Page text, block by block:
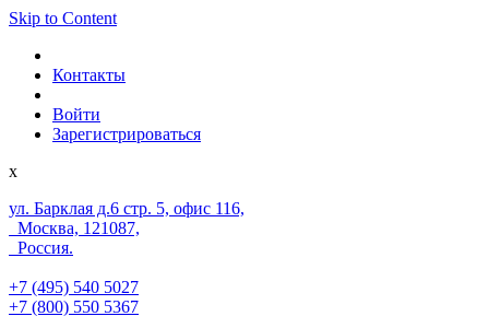
Skip to Content
Контакты
Войти
Зарегистрироваться
x
ул. Барклая д.6 стр. 5, офис 116,
Москва, 121087,
Россия.
+7 (495) 540 5027
+7 (800) 550 5367